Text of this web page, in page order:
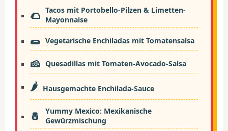
🌮 Tacos mit Portobello-Pilzen & Limetten-
Mayonnaise
🌯 Vegetarische Enchiladas mit Tomatensalsa
🧀 Quesadillas mit Tomaten-Avocado-Salsa
🌶️ Hausgemachte Enchilada-Sauce
🧂
Yummy Mexico: Mexikanische
Gewürzmischung